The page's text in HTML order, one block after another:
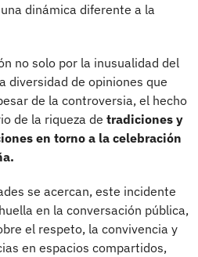
dinámica diferente a la
no solo por la inusualidad del
diversidad de opiniones que
de la controversia, el hecho
de la riqueza de tradiciones y
en torno a la celebración
se acercan, este incidente
en la conversación pública,
el respeto, la convivencia y
en espacios compartidos,